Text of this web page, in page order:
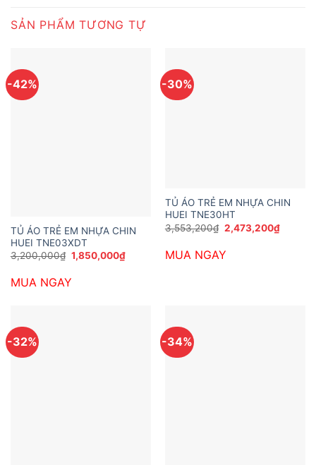
SẢN PHẨM TƯƠNG TỰ
-42%
TỦ ÁO TRẺ EM NHỰA CHIN
HUEI TNE03XDT
3,200,000₫ Giá
gốc
3,200,000₫.
1,850,000₫Giá
hiện
MUA NGAY
-30%
TỦ ÁO TRẺ EM NHỰA CHIN
HUEI TNE30HT
3,553,200₫ Giá
gốc
3,553,200₫.
2,473,200₫Giá
hiện
MUA NGAY
-32% -34%